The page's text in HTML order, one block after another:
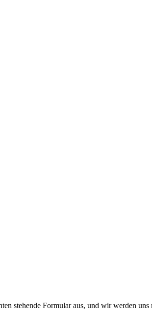
stehende Formular aus, und wir werden